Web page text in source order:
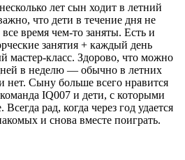
лет сын ходит в летний
что дети в течение дня не
время чем-то заняты. Есть и
занятия + каждый день
мастер-класс. Здорово, что можно
в неделю — обычно в летних
нет. Сыну больше всего нравится
IQ007 и дети, с которыми
Всегда рад, когда через год удается
и снова вместе поиграть.